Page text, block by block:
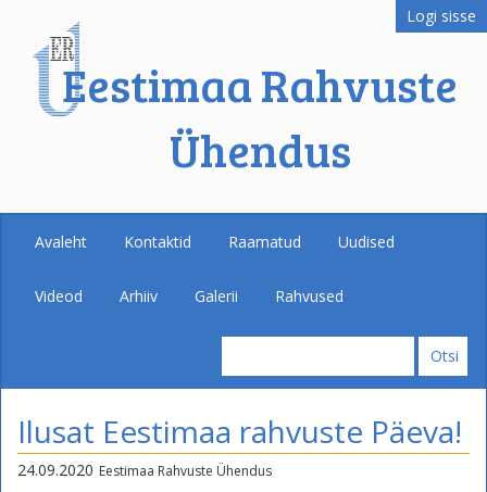
Logi sisse
Eestimaa Rahvuste
Ühendus
Avaleht Kontaktid Raamatud Uudised
Videod Arhiiv Galerii Rahvused
Ilusat Eestimaa rahvuste Päeva!
24.09.2020 Eestimaa Rahvuste Ühendus